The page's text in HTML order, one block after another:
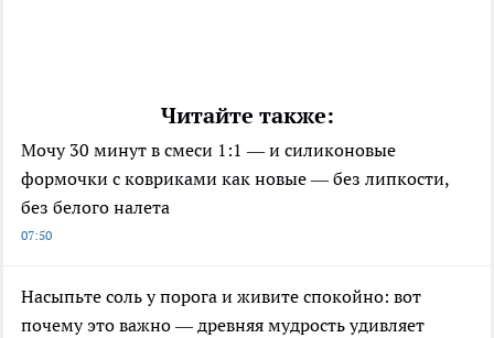
Читайте также:
Мочу 30 минут в смеси 1:1 — и силиконовые
формочки с ковриками как новые — без липкости,
без белого налета
07:50
Насыпьте соль у порога и живите спокойно: вот
почему это важно — древняя мудрость удивляет